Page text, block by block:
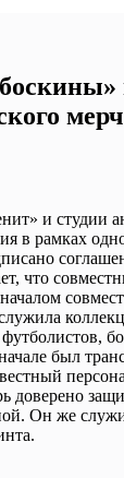
и студии
в рамках
что
был
доверено
Он же